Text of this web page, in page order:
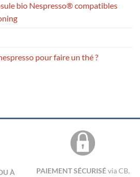
bio Nespresso® compatibles
pour faire un thé ?
À
PAIEMENT SÉCURISÉvia CB,